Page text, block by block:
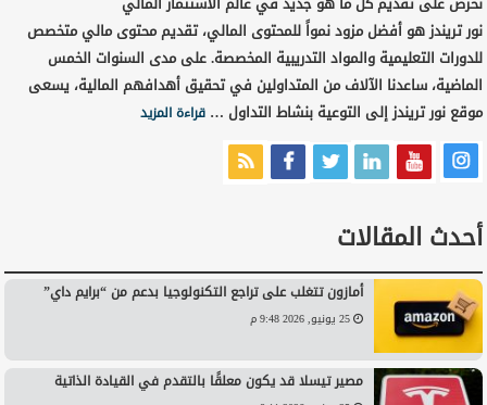
نور تريندز هو أفضل مزود نمواً للمحتوى المالي، تقديم محتوى مالي متخصص
للدورات التعليمية والمواد التدريبية المخصصة. على مدى السنوات الخمس
الماضية، ساعدنا الآلاف من المتداولين في تحقيق أهدافهم المالية، يسعى
موقع نور تريندز إلى التوعية بنشاط التداول …قراءة المزيد
أحدث المقالات
أمازون تتغلب على تراجع التكنولوجيا بدعم من “برايم داي”
25 يونيو, 2026 9:48 م
مصير تيسلا قد يكون معلقًا بالتقدم في القيادة الذاتية